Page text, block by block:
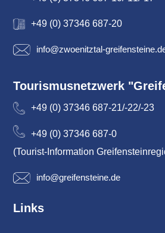
+49 (0) 37346 687-20
info@zwoenitztal-
Tourismusnetzwerk
+49 (0) 37346 687-21/-22/-23
+49 (0) 37346 687-0
(Tourist-Information
info@greifensteine.de
Links